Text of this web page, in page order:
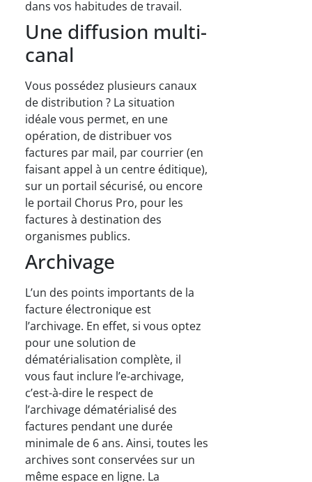
dans vos habitudes de travail.
Une diffusion multi-
canal
Vous possédez plusieurs canaux
de distribution ? La situation
idéale vous permet, en une
opération, de distribuer vos
factures par mail, par courrier (en
faisant appel à un centre éditique),
sur un portail sécurisé, ou encore
le portail Chorus Pro, pour les
factures à destination des
organismes publics.
Archivage
L’un des points importants de la
facture électronique est
l’archivage. En effet, si vous optez
pour une solution de
dématérialisation complète, il
vous faut inclure l’e-archivage,
c’est-à-dire le respect de
l’archivage dématérialisé des
factures pendant une durée
minimale de 6 ans. Ainsi, toutes les
archives sont conservées sur un
même espace en ligne. La